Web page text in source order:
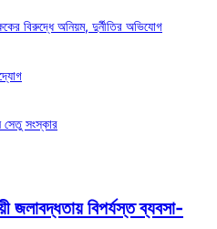
বিরুদ্ধে অনিয়ম, দুর্নীতির অভিযোগ
সেতু সংস্কার
জলাবদ্ধতায় বিপর্যস্ত ব্যবসা-